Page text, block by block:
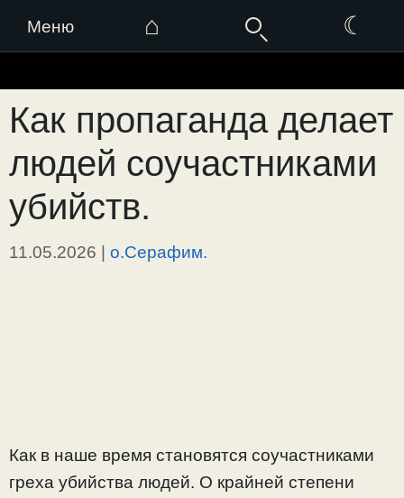
Меню ⌂ ☾
к
содержимому
Как пропаганда делает
людей соучастниками
убийств.
11.05.2026 | о.Серафим.
Как в наше время становятся соучастниками
греха убийства людей. О крайней степени